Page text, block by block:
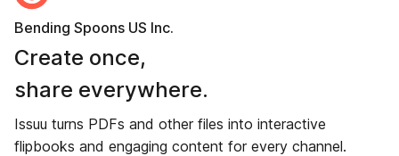
Bending Spoons US Inc.
Create once,
share everywhere.
Issuu turns PDFs and other files into interactive
flipbooks and engaging content for every channel.